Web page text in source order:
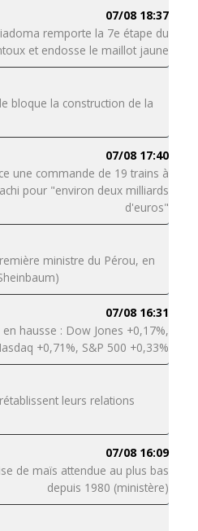
07/08 18:37
remporte la 7e étape du
et endosse le maillot jaune
bloque la construction de la
07/08 17:40
une commande de 19 trains à
pour "environ deux milliards
d'euros"
ministre du Pérou, en
07/08 16:31
hausse : Dow Jones +0,17%,
+0,71%, S&P 500 +0,33%
leurs relations
07/08 16:09
de maïs attendue au plus bas
depuis 1980 (ministère)